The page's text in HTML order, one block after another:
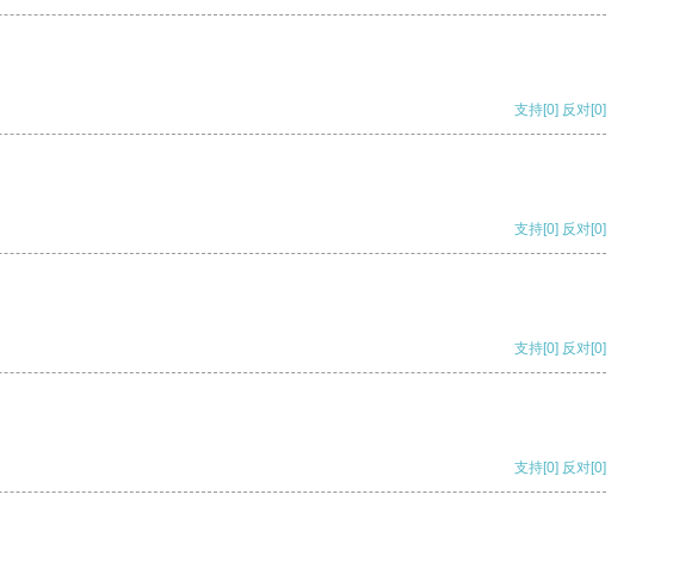
支持[0] 反对[0]
支持[0] 反对[0]
支持[0] 反对[0]
支持[0] 反对[0]